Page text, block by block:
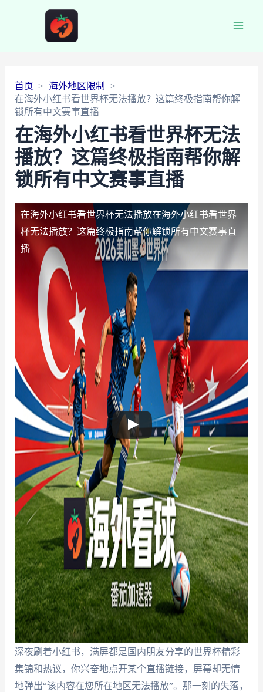
首页
海外地区限制
在海外小红书看世界杯无法播放？这篇终极指南帮你解
锁所有中文赛事直播
在海外小红书看世界杯无法
播放？这篇终极指南帮你解
锁所有中文赛事直播
在海外小红书看世界杯无法播放在海外小红书看世界
杯无法播放？这篇终极指南帮你解锁所有中文赛事直
播
深夜刷着小红书，满屏都是国内朋友分享的世界杯精彩
集锦和热议，你兴奋地点开某个直播链接，屏幕却无情
地弹出“该内容在您所在地区无法播放”。那一刻的失落，